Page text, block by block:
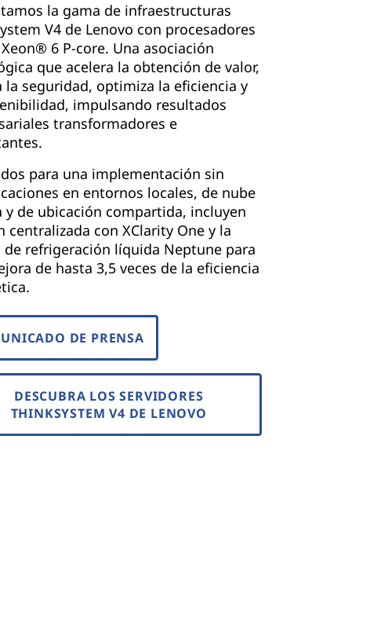
la gama de infraestructuras
V4 de Lenovo con procesadores
6 P-core. Una asociación
que acelera la obtención de valor,
la seguridad, optimiza la eficiencia y
impulsando resultados
transformadores e
para una implementación sin
en entornos locales, de nube
y de ubicación compartida, incluyen
centralizada con XClarity One y la
de refrigeración líquida Neptune para
de hasta 3,5 veces de la eficiencia
DE PRENSA
DESCUBRA LOS SERVIDORES
THINKSYSTEM V4 DE LENOVO